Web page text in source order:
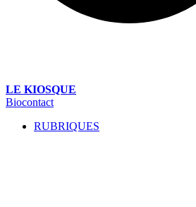
LE KIOSQUE
Biocontact
RUBRIQUES